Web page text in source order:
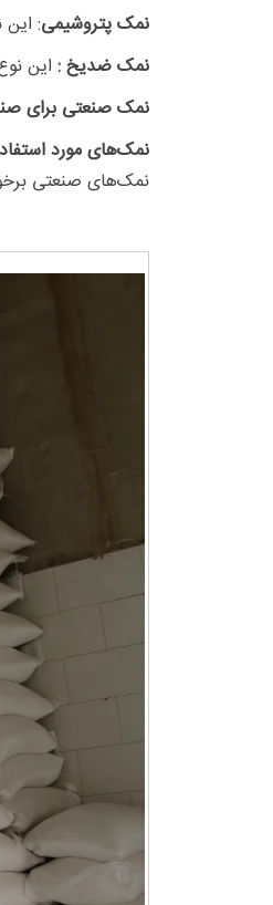
نمک پتروشیمی:
نمک ضدیخ : این
نمک صنعتی برای
نمک‌های مورد
نمک‌های صنعتی